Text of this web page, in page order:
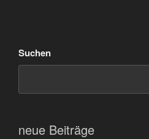
Suchen
neue Beiträge